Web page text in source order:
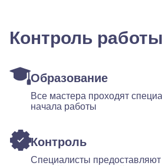
Контроль
Образование
Все мастера проходят
начала работы
Контроль
Специалисты